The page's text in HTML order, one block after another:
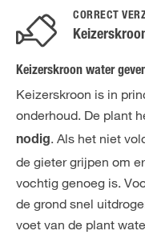
CORRECT
Keizerskroon water
Keizerskroon is in
onderhoud. De plant
nodig. Als het niet
de gieter grijpen om
vochtig genoeg is.
de grond snel
voet van de plant